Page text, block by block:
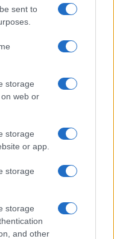
sent to
storage
web or
storage
or app.
storage
storage
and other